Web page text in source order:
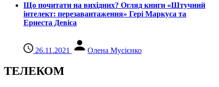
Що почитати на вихідних? Огляд книги «Штучний
інтелект: перезавантаження» Гері Маркуса та
Ернеста Девіса
26.11.2021 Олена Мусієнко
ТЕЛЕКОМ